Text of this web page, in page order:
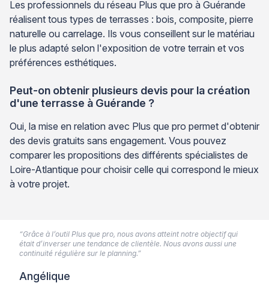
Les professionnels du réseau Plus que pro à Guérande
réalisent tous types de terrasses : bois, composite, pierre
naturelle ou carrelage. Ils vous conseillent sur le matériau
le plus adapté selon l'exposition de votre terrain et vos
préférences esthétiques.
Peut-on obtenir plusieurs devis pour la création
d'une terrasse à Guérande ?
Oui, la mise en relation avec Plus que pro permet d'obtenir
des devis gratuits sans engagement. Vous pouvez
comparer les propositions des différents spécialistes de
Loire-Atlantique pour choisir celle qui correspond le mieux
à votre projet.
“Grâce à l’outil Plus que pro, nous avons atteint notre objectif qui
était d’inverser une tendance de clientèle. Nous avons aussi une
continuité régulière sur le planning.”
Angélique